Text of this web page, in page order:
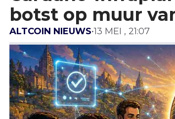
botst op muur
ALTCOIN NIEUWS•13 MEI , 21:07